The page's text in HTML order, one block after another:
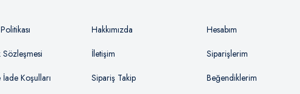
İade Koşulları
Hakkımızda
İletişim
Sipariş Takip
Hesabım
Siparişlerim
Beğendiklerim